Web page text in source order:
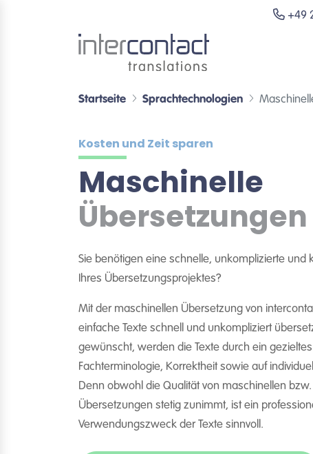
+49
Startseite Sprachtechnologien
Kosten und Zeit sparen
Maschinelle
Übersetzungen
Sie benötigen eine schnelle, unkomplizierte und
Ihres Übersetzungsprojektes?
Mit der maschinellen Übersetzung von
einfache Texte schnell und unkompliziert
gewünscht, werden die Texte durch ein
Fachterminologie, Korrektheit sowie auf
Denn obwohl die Qualität von maschinellen
Übersetzungen stetig zunimmt, ist ein
Verwendungszweck der Texte sinnvoll.